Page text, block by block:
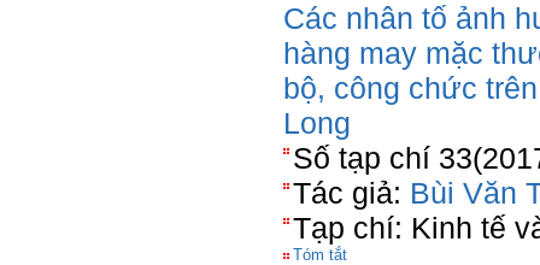
Các nhân tố ảnh
hàng may mặc
bộ, công chức
Long
Số tạp chí
Tác giả: Bùi Văn
Tạp chí: Kinh tế
Tóm tắt